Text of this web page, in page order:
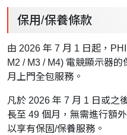
保用/保養條款
由 2026 年 7 月 1 日起，
M2 / M3 / M4) 電競顯示器
月上門全包服務。
凡於 2026 年 7 月 1 日或之
長至 49 個月，無需進行額
以享有保固/保養服務。